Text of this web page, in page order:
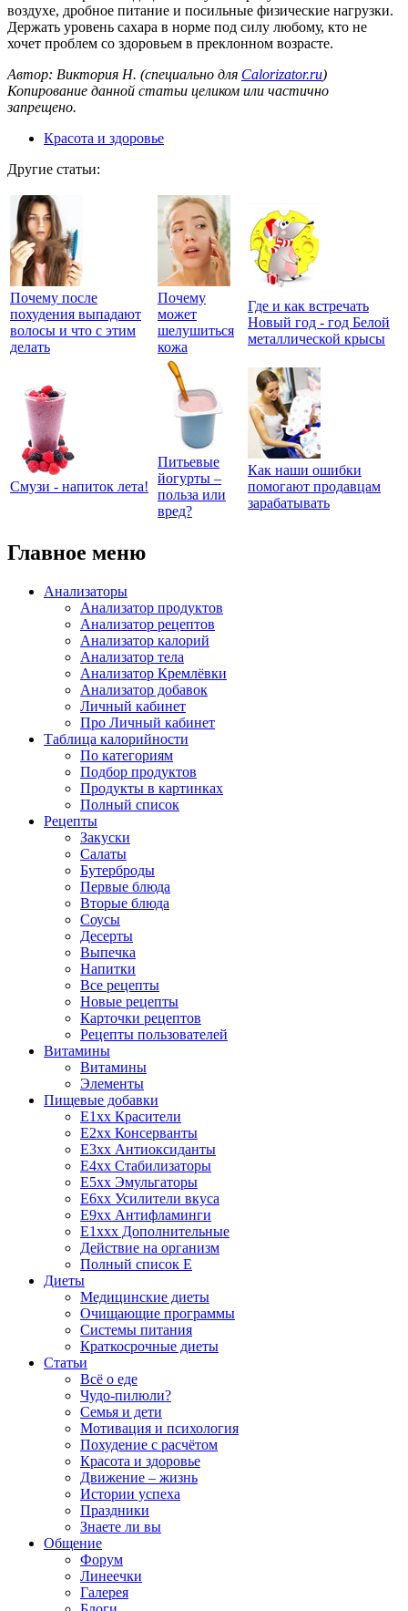
воздухе, дробное питание и посильные физические нагрузки.
Держать уровень сахара в норме под силу любому, кто не
хочет проблем со здоровьем в преклонном возрасте.
Автор: Виктория Н. (специально для Calorizator.ru)
Копирование данной статьи целиком или частично
запрещено.
Красота и здоровье
Другие статьи:
Почему после
похудения выпадают
волосы и что с этим
делать
Почему
может
шелушиться
кожа
Где и как встречать
Новый год - год Белой
металлической крысы
Смузи - напиток лета!
Питьевые
йогурты –
польза или
вред?
Как наши ошибки
помогают продавцам
зарабатывать
Главное меню
Анализаторы
Анализатор продуктов
Анализатор рецептов
Анализатор калорий
Анализатор тела
Анализатор Кремлёвки
Анализатор добавок
Личный кабинет
Про Личный кабинет
Таблица калорийности
По категориям
Подбор продуктов
Продукты в картинках
Полный список
Рецепты
Закуски
Салаты
Бутерброды
Первые блюда
Вторые блюда
Соусы
Десерты
Выпечка
Напитки
Все рецепты
Новые рецепты
Карточки рецептов
Рецепты пользователей
Витамины
Витамины
Элементы
Пищевые добавки
E1xx Красители
E2xx Консерванты
E3xx Антиоксиданты
E4xx Стабилизаторы
E5xx Эмульгаторы
E6xx Усилители вкуса
E9xx Антифламинги
E1xxx Дополнительные
Действие на организм
Полный список E
Диеты
Медицинские диеты
Очищающие программы
Системы питания
Краткосрочные диеты
Статьи
Всё о еде
Чудо-пилюли?
Семья и дети
Мотивация и психология
Похудение с расчётом
Красота и здоровье
Движение – жизнь
Истории успеха
Праздники
Знаете ли вы
Общение
Форум
Линеечки
Галерея